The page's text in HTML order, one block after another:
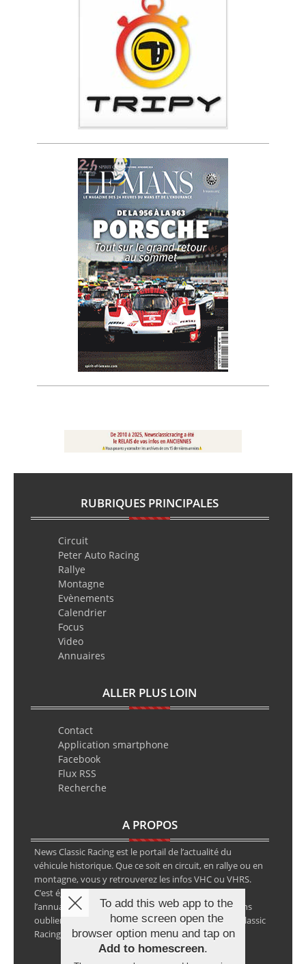
RUBRIQUES PRINCIPALES
Circuit
Peter Auto Racing
Rallye
Montagne
Evènements
Calendrier
Focus
Video
Annuaires
ALLER PLUS LOIN
Contact
Application smartphone
Facebook
Flux RSS
Recherche
A PROPOS
News Classic Racing est le portail de l’actualité du
véhicule historique. Que ce soit en circuit, en rallye ou en
montagne, vous y retrouverez les infos VHC ou VHRS.
C’est également le calendrier des épreuves ainsi que
l’annuaire des spécialistes de la voiture ancienne, sans
oublier les petites annonces avec notre partenaire Classic
Racing Annonces.
To add this web app to the
home screen open the
browser option menu and tap on
Add to homescreen.